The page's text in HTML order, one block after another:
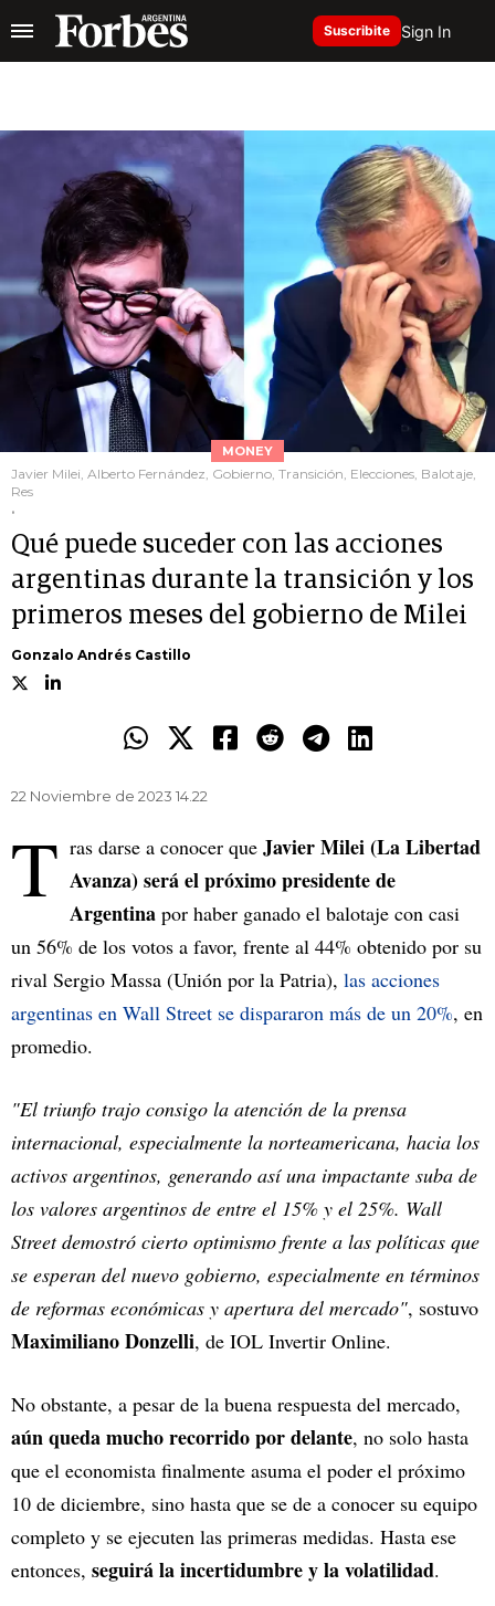
Suscribite Sign In
MONEY
Javier Milei, Alberto Fernández, Gobierno, Transición, Elecciones, Balotaje,
Res
.
Qué puede suceder con las acciones
argentinas durante la transición y los
primeros meses del gobierno de Milei
Gonzalo Andrés Castillo
22 Noviembre de 2023 14.22
T ras darse a conocer que Javier Milei (La Libertad
Avanza) será el próximo presidente de
Argentina por haber ganado el balotaje con casi
un 56% de los votos a favor, frente al 44% obtenido por su
rival Sergio Massa (Unión por la Patria), las acciones
argentinas en Wall Street se dispararon más de un 20%, en
promedio.
"El triunfo trajo consigo la atención de la prensa
internacional, especialmente la norteamericana, hacia los
activos argentinos, generando así una impactante suba de
los valores argentinos de entre el 15% y el 25%. Wall
Street demostró cierto optimismo frente a las políticas que
se esperan del nuevo gobierno, especialmente en términos
de reformas económicas y apertura del mercado", sostuvo
Maximiliano Donzelli, de IOL Invertir Online.
No obstante, a pesar de la buena respuesta del mercado,
aún queda mucho recorrido por delante, no solo hasta
que el economista finalmente asuma el poder el próximo
10 de diciembre, sino hasta que se de a conocer su equipo
completo y se ejecuten las primeras medidas. Hasta ese
entonces, seguirá la incertidumbre y la volatilidad.